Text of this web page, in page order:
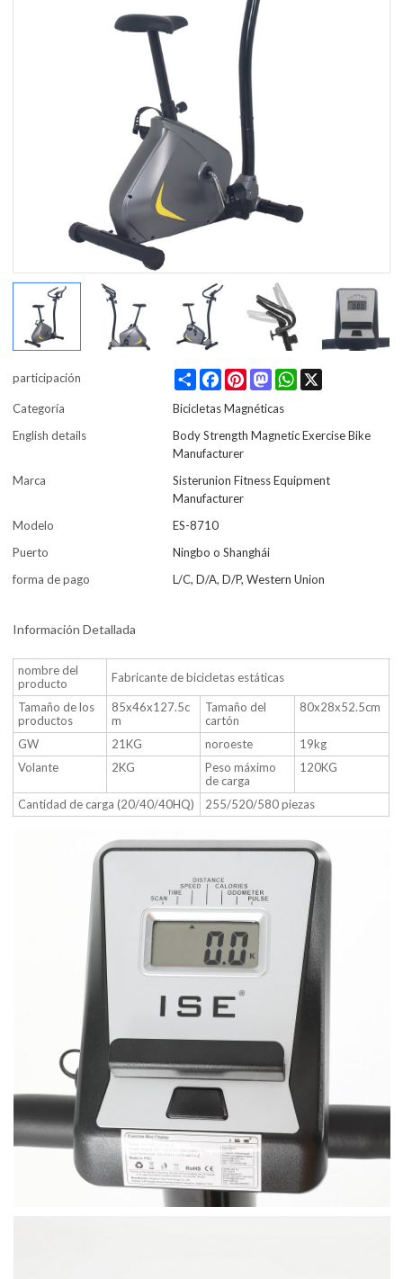
participación Share FacebookPinterestMastodonWhatsApp
Categoría
Bicicletas Magnéticas
English details
Body Strength Magnetic Exercise Bike
Manufacturer
Marca
Sisterunion Fitness Equipment
Manufacturer
Modelo
ES-8710
Puerto
Ningbo o Shanghái
forma de pago
L/C, D/A, D/P, Western Union
Información Detallada
nombre del
producto
Fabricante de bicicletas estáticas
Tamaño de los
productos
85x46x127.5c
m
Tamaño del
cartón
80x28x52.5cm
GW 21KG noroeste
19kg
Volante
2KG
Peso máximo
de carga
120KG
Cantidad de carga (20/40/40HQ) 255/520/580 piezas